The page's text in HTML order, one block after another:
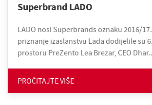
Superbrand LADO
LADO nosi Superbrands oznaku 2016/
priznanje izaslanstvu Lada dodijelile su
prostoru PreZento Lea Brezar, CEO
PROČITAJTE VIŠE